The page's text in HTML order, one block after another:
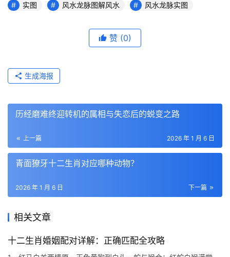
实图 风水龙脉图解风水 风水龙脉实图
赞 (0)
生成海报
历经磨难终迎转机的属相与失恋后的蜕变之路
上一篇 2026 年 1 月 6 日
青面獠牙十二生肖对应哪种动物？
下一篇
2026 年 1 月 6 日
相关文章
十二生肖婚姻配对详解：正确匹配全攻略